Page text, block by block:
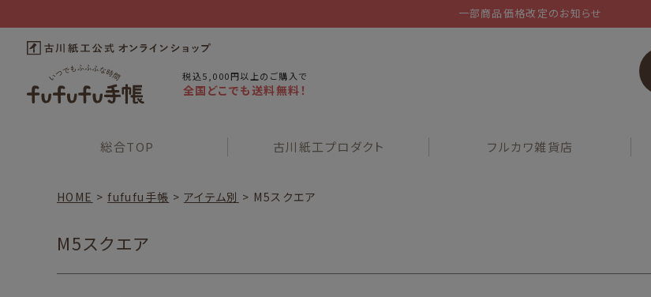
一部商品価格改定のお知らせ
税込5,000円以上のご購入で
全国どこでも送料無料！
総合TOP 古川紙工プロダクト フルカワ雑貨店
HOME fufufu手帳 アイテム別 M5スクエア
M5スクエア